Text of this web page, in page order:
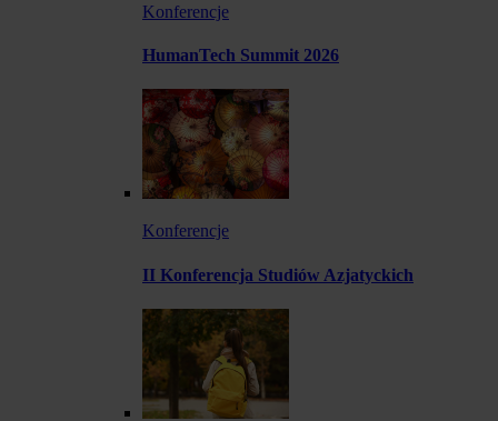
Konferencje
HumanTech Summit 2026
Konferencje
II Konferencja Studiów Azjatyckich